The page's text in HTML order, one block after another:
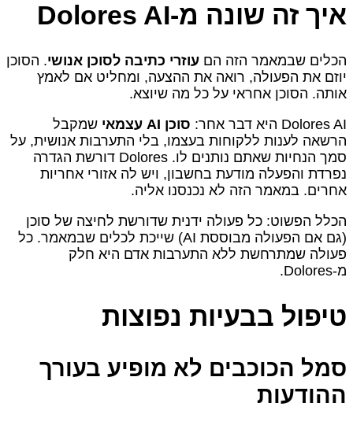
איך זה שונה מ‑Dolores AI
הכלים שבמאמר הזה הם עוזרי כתיבה לסוכן אנושי. הסוכן
יוזם את הפעולה, רואה את ההצעה, ומחליט אם לאמץ
אותה. הסוכן אחראי על כל מה שיוצא.
Dolores AI היא דבר אחר:
סוכן AI עצמאי
שמקבל
הרשאה לענות ללקוחות בעצמו, בלי התערבות אנושית, על
סמך הנחיות שאתם נותנים לו. Dolores דורשת הגדרה
נפרדת והפעלה מודעת בחשבון, ויש לה אזורי אחריות
אחרים. במאמר הזה לא נכנסנו אליה.
הכלל הפשוט: כל פעולה ידנית שדורשת לחיצה של סוכן
(גם אם הפעולה מבוססת AI) שייכת לכלים שבמאמר. כל
פעולה שמתרחשת ללא התערבות אדם היא חלק
מ‑Dolores.
טיפול בבעיות נפוצות
סמל הכוכבים לא מופיע בעורך
ההודעות